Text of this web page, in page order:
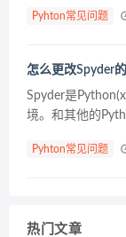
Pyhton常见问题
怎么更改Spyder
Spyder是
境。和其他的
值。 下面我们就
Pyhton常见问题
热门文章